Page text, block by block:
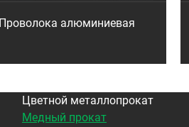
Проволока алюминиевая
Цветной металлопрокат
Медный прокат